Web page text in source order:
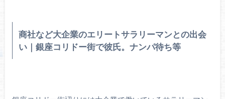
商社など大企業のエリートサラリーマンとの出会
い｜銀座コリドー街で彼氏。ナンパ待ち等